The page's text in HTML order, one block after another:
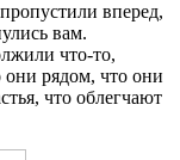
вперед,
вам.
что-то,
они рядом, что они
что облегчают